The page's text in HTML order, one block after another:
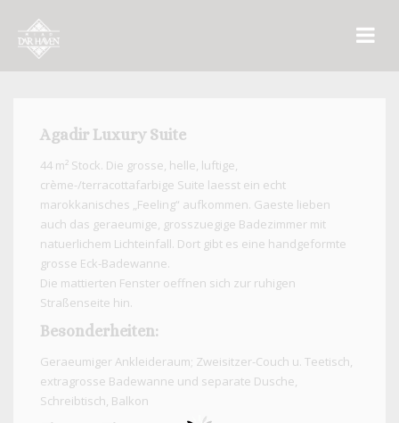
Agadir Luxury Suite
44 m² Stock. Die grosse, helle, luftige,
crème-/terracottafarbige Suite laesst ein echt
marokkanisches „Feeling“ aufkommen. Gaeste lieben
auch das geraeumige, grosszuegige Badezimmer mit
natuerlichem Lichteinfall. Dort gibt es eine handgeformte
grosse Eck-Badewanne.
Die mattierten Fenster oeffnen sich zur ruhigen
Straßenseite hin.
Besonderheiten:
Geraeumiger Ankleideraum; Zweisitzer-Couch u. Teetisch,
extragrosse Badewanne und separate Dusche,
Schreibtisch, Balkon